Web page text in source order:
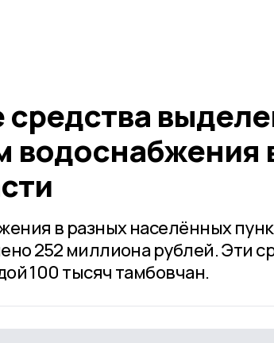
водоснабжения
в разных населённых
252 миллиона рублей. Эти
100 тысяч тамбовчан.